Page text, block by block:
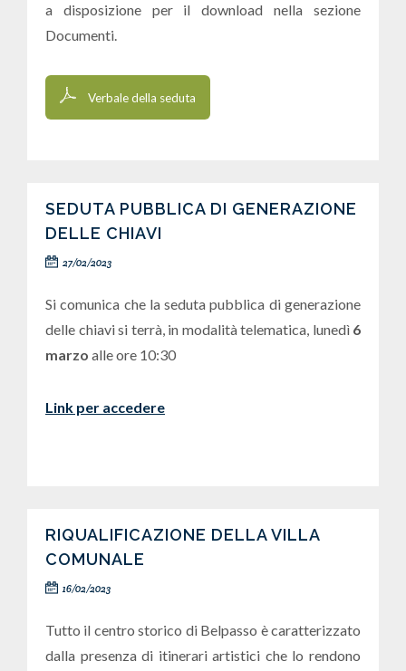
a disposizione per il download nella sezione
Documenti.
Verbale della seduta
SEDUTA PUBBLICA DI GENERAZIONE
DELLE CHIAVI
27/02/2023
Si comunica che la seduta pubblica di generazione
delle chiavi si terrà, in modalità telematica, lunedì 6
marzo alle ore 10:30
Link per accedere
RIQUALIFICAZIONE DELLA VILLA
COMUNALE
16/02/2023
Tutto il centro storico di Belpasso è caratterizzato
dalla presenza di itinerari artistici che lo rendono